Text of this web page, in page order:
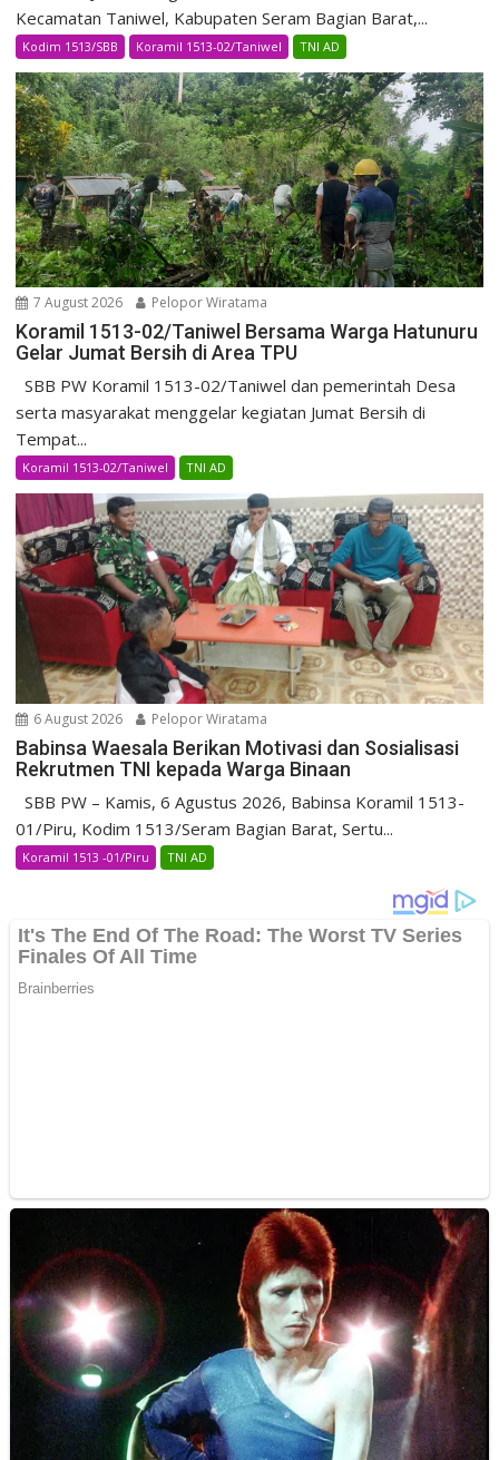
Kecamatan Taniwel, Kabupaten Seram Bagian Barat,...
Kodim 1513/SBB Koramil 1513-02/Taniwel TNI AD
7 August 2026 Pelopor Wiratama
Koramil 1513-02/Taniwel Bersama Warga Hatunuru
Gelar Jumat Bersih di Area TPU
SBB PW Koramil 1513-02/Taniwel dan pemerintah Desa
serta masyarakat menggelar kegiatan Jumat Bersih di
Tempat...
Koramil 1513-02/Taniwel TNI AD
6 August 2026 Pelopor Wiratama
Babinsa Waesala Berikan Motivasi dan Sosialisasi
Rekrutmen TNI kepada Warga Binaan
SBB PW – Kamis, 6 Agustus 2026, Babinsa Koramil 1513-
01/Piru, Kodim 1513/Seram Bagian Barat, Sertu...
Koramil 1513 -01/Piru TNI AD